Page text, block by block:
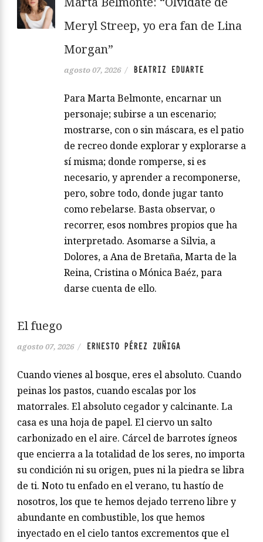
Meryl Streep, yo era fan de Lina
Morgan”
agosto 07, 2026 / BEATRIZ EDUARTE
Para Marta Belmonte, encarnar un
personaje; subirse a un escenario;
mostrarse, con o sin máscara, es el patio
de recreo donde explorar y explorarse a
sí misma; donde romperse, si es
necesario, y aprender a recomponerse,
pero, sobre todo, donde jugar tanto
como rebelarse. Basta observar, o
recorrer, esos nombres propios que ha
interpretado. Asomarse a Silvia, a
Dolores, a Ana de Bretaña, Marta de la
Reina, Cristina o Mónica Baéz, para
darse cuenta de ello.
El fuego
agosto 07, 2026 / ERNESTO PÉREZ ZUÑIGA
Cuando vienes al bosque, eres el absoluto. Cuando
peinas los pastos, cuando escalas por los
matorrales. El absoluto cegador y calcinante. La
casa es una hoja de papel. El ciervo un salto
carbonizado en el aire. Cárcel de barrotes ígneos
que encierra a la totalidad de los seres, no importa
su condición ni su origen, pues ni la piedra se libra
de ti. Noto tu enfado en el verano, tu hastío de
nosotros, los que te hemos dejado terreno libre y
abundante en combustible, los que hemos
inyectado en el cielo tantos excrementos que el